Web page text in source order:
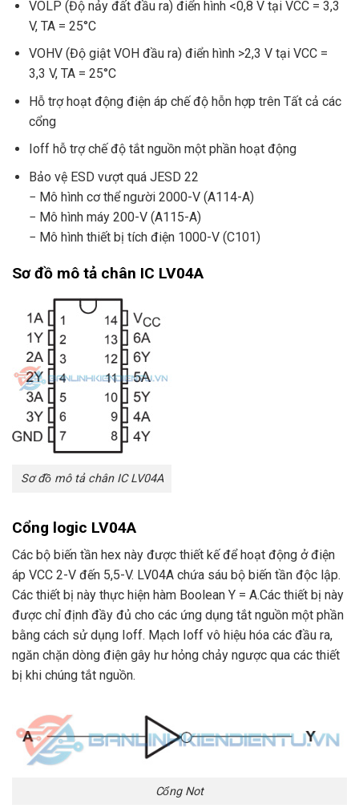
VOLP (Độ nảy đất đầu ra) điển hình <0,8 V tại VCC = 3,3
V, TA = 25°C
VOHV (Độ giật VOH đầu ra) điển hình >2,3 V tại VCC =
3,3 V, TA = 25°C
Hỗ trợ hoạt động điện áp chế độ hỗn hợp trên Tất cả các
cổng
Ioff hỗ trợ chế độ tắt nguồn một phần hoạt động
Bảo vệ ESD vượt quá JESD 22
− Mô hình cơ thể người 2000-V (A114-A)
− Mô hình máy 200-V (A115-A)
− Mô hình thiết bị tích điện 1000-V (C101)
Sơ đồ mô tả chân IC LV04A
Sơ đồ mô tả chân IC LV04A
Cổng logic LV04A
Các bộ biến tần hex này được thiết kế để hoạt động ở điện
áp VCC 2-V đến 5,5-V. LV04A chứa sáu bộ biến tần độc lập.
Các thiết bị này thực hiện hàm Boolean Y = A.Các thiết bị này
được chỉ định đầy đủ cho các ứng dụng tắt nguồn một phần
bằng cách sử dụng Ioff. Mạch Ioff vô hiệu hóa các đầu ra,
ngăn chặn dòng điện gây hư hỏng chảy ngược qua các thiết
bị khi chúng tắt nguồn.
Cổng Not